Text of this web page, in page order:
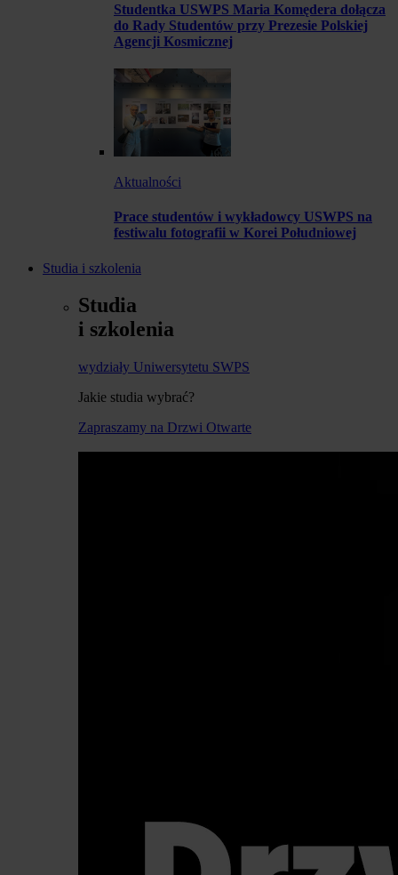
Studentka USWPS Maria Komędera dołącza
do Rady Studentów przy Prezesie Polskiej
Agencji Kosmicznej
Aktualności
Prace studentów i wykładowcy USWPS na
festiwalu fotografii w Korei Południowej
Studia i szkolenia
Studia
i szkolenia
wydziały Uniwersytetu SWPS
Jakie studia wybrać?
Zapraszamy na Drzwi Otwarte